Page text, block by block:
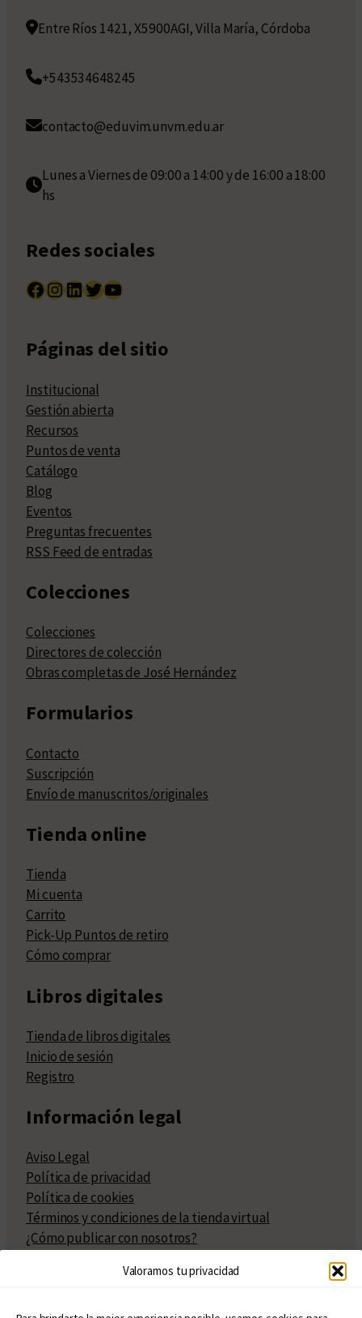
Valoramos tu privacidad
Entre Ríos 1421, X5900AGI, Villa María, Córdoba
+543534648245
contacto@eduvim.unvm.edu.ar
Lunes a Viernes de 09:00 a 14:00 y de 16:00 a 18:00
hs
Redes sociales
Facebook InstagramLinkedIn Twitter YouTube
Páginas del sitio
Institucional
Gestión abierta
Recursos
Puntos de venta
Catálogo
Blog
Eventos
Preguntas frecuentes
RSS Feed de entradas
Colecciones
Colecciones
Directores de colección
Obras completas de José Hernández
Formularios
Contacto
Suscripción
Envío de manuscritos/originales
Tienda online
Tienda
Mi cuenta
Carrito
Pick-Up Puntos de retiro
Cómo comprar
Libros digitales
Tienda de libros digitales
Inicio de sesión
Registro
Información legal
Aviso Legal
Política de privacidad
Política de cookies
Términos y condiciones de la tienda virtual
¿Cómo publicar con nosotros?
Políticas de publicación